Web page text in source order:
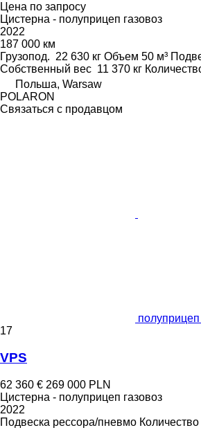
Цена по запросу
Цистерна - полуприцеп газовоз
2022
187 000 км
Грузопод. 22 630 кг Объем 50 м³
Собственный вес 11 370 кг
Польша, Warsaw
POLARON
Связаться с продавцом
полуприцеп
17
VPS
62 360 € 269 000 PLN
Цистерна - полуприцеп газовоз
2022
Подвеска рессора/пневмо